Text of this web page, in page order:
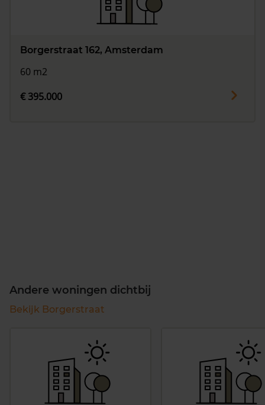
Borgerstraat 162, Amsterdam
60 m2
€ 395.000
Andere woningen dichtbij
Bekijk Borgerstraat